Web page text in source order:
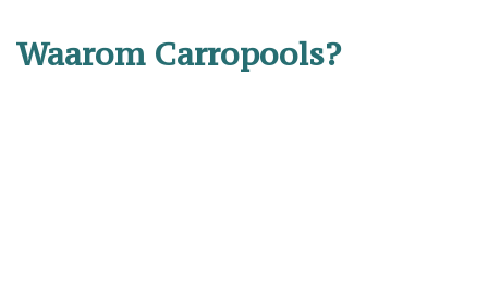
Waarom Carropools?